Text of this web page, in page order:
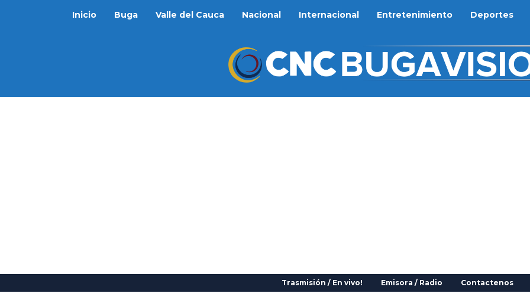
Inicio Buga Valle del Cauca Nacional Internacional Entretenimiento Deportes
Trasmisión / En vivo! Emisora / Radio Contactenos